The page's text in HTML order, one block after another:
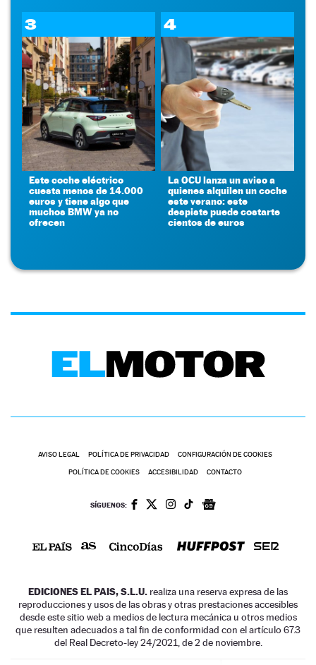
3
Este coche eléctrico
cuesta menos de 14.000
euros y tiene algo que
muchos BMW ya no
ofrecen
4
La OCU lanza un aviso a
quienes alquilen un coche
este verano: este
despiste puede costarte
cientos de euros
AVISO LEGAL POLÍTICA DE PRIVACIDAD CONFIGURACIÓN DE COOKIES
POLÍTICA DE COOKIES ACCESIBILIDAD CONTACTO
SÍGUENOS:
EDICIONES EL PAIS, S.L.U. realiza una reserva expresa de las
reproducciones y usos de las obras y otras prestaciones accesibles
desde este sitio web a medios de lectura mecánica u otros medios
que resulten adecuados a tal fin de conformidad con el artículo 67.3
del Real Decreto-ley 24/2021, de 2 de noviembre.